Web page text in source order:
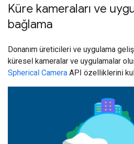
Küre kameraları ve
bağlama
Donanım üreticileri ve uygulama
küresel kameralar ve uygulamalar
Spherical Camera API özelliklerini